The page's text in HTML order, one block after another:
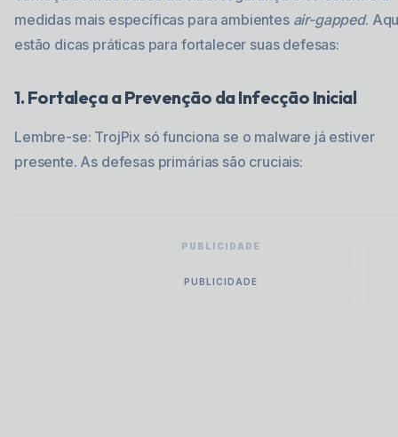
medidas mais específicas para ambientes air-gapped.
estão dicas práticas para fortalecer suas defesas:
1. Fortaleça a Prevenção da Infecção Inicial
Lembre-se: TrojPix só funciona se o malware já estiver
presente. As defesas primárias são cruciais:
PUBLICIDADE
PUBLICIDADE